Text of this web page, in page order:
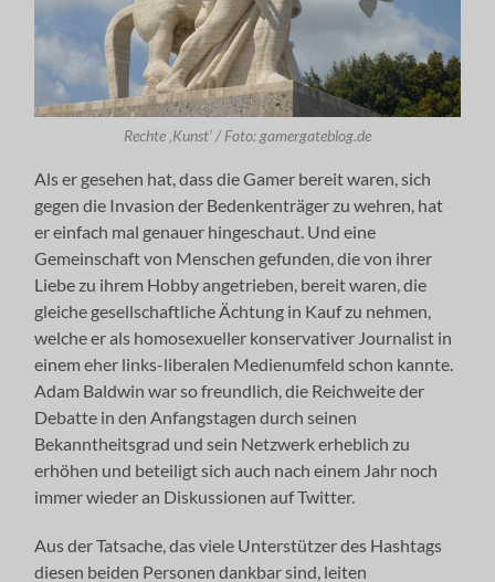
Rechte ‚Kunst‘ / Foto: gamergateblog.de
Als er gesehen hat, dass die Gamer bereit waren, sich
gegen die Invasion der Bedenkenträger zu wehren, hat
er einfach mal genauer hingeschaut. Und eine
Gemeinschaft von Menschen gefunden, die von ihrer
Liebe zu ihrem Hobby angetrieben, bereit waren, die
gleiche gesellschaftliche Ächtung in Kauf zu nehmen,
welche er als homosexueller konservativer Journalist in
einem eher links-liberalen Medienumfeld schon kannte.
Adam Baldwin war so freundlich, die Reichweite der
Debatte in den Anfangstagen durch seinen
Bekanntheitsgrad und sein Netzwerk erheblich zu
erhöhen und beteiligt sich auch nach einem Jahr noch
immer wieder an Diskussionen auf Twitter.
Aus der Tatsache, das viele Unterstützer des Hashtags
diesen beiden Personen dankbar sind, leiten